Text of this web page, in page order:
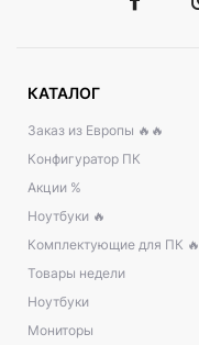
КАТАЛОГ
Заказ из Европы 🔥🔥
Конфигуратор ПК
Акции %
Ноутбуки 🔥
Комплектующие для ПК 🔥
Товары недели
Ноутбуки
Мониторы